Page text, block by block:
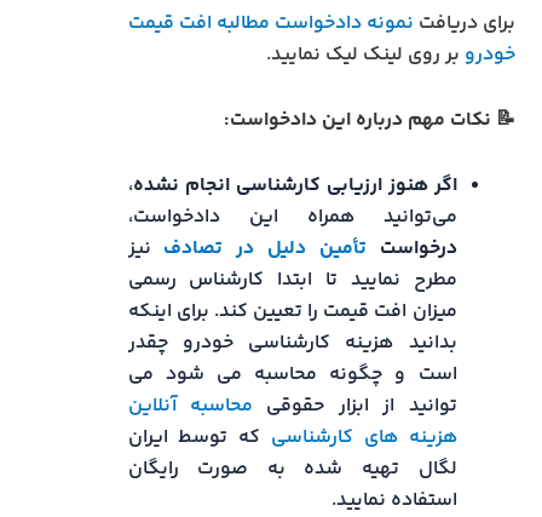
برای دریافت نمونه دادخواست مطالبه افت قیمت
خودرو بر روی لینک لیک نمایید.
📝 نکات مهم درباره این دادخواست:
اگر هنوز ارزیابی کارشناسی انجام نشده،
می‌توانید همراه این دادخواست،
درخواست تأمین دلیل در تصادف نیز
مطرح نمایید تا ابتدا کارشناس رسمی
میزان افت قیمت را تعیین کند. برای اینکه
بدانید هزینه کارشناسی خودرو چقدر
است و چگونه محاسبه می شود می
توانید از ابزار حقوقی محاسبه آنلاین
هزینه های کارشناسی که توسط ایران
لگال تهیه شده به صورت رایگان
استفاده نمایید.